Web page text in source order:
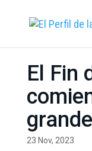
El Fin
23 Nov, 2023